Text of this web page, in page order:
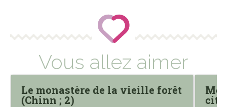
Vous allez aimer
Le monastère de la vieille forêt
(Chinn ; 2) cité